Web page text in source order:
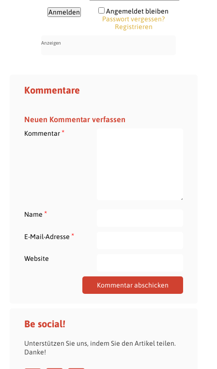
Angemeldet bleiben
Passwort vergessen?
Registrieren
Kommentare
Neuen Kommentar verfassen
Kommentar*
Name *
E-Mail-Adresse *
Website
Be social!
Unterstützen Sie uns, indem Sie den Artikel teilen.
Danke!